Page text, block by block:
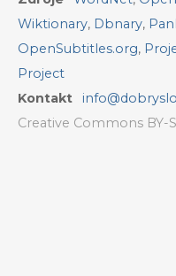
Wiktionary, Dbnary,
OpenSubtitles.org,
Project
Kontakt
Creative Commons BY-